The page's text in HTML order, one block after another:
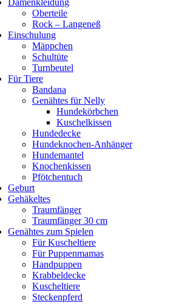
Damenkleidung
Oberteile
Rock – Langeneß
Einschulung
Mäppchen
Schultüte
Turnbeutel
Für Tiere
Bandana
Genähtes für Nelly
Hundekörbchen
Kuschelkissen
Hundedecke
Hundeknochen-Anhänger
Hundemantel
Knochenkissen
Pfötchentuch
Geburt
Gehäkeltes
Traumfänger
Traumfänger 30 cm
Genähtes zum Spielen
Für Kuscheltiere
Für Puppenmamas
Handpuppen
Krabbeldecke
Kuscheltiere
Steckenpferd